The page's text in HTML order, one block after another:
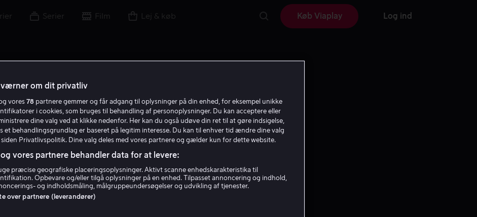
Serier Film Lej & køb Køb Viaplay Log ind
Jean Yoon
værner om dit privatliv
vores 78 partnere gemmer og får adgang til oplysninger på din enhed, for eksempel unikke
i cookies, som bruges til behandling af personoplysninger. Du kan acceptere eller
dine valg ved at klikke nedenfor. Her kan du også udøve din ret til at gøre indsigelse,
et behandlingsgrundlag er baseret på legitim interesse. Du kan til enhver tid ændre dine valg
siden Privatlivspolitik. Dine valg deles med vores partnere og gælder kun for dette website.
vores partnere behandler data for at levere:
præcise geografiske placeringsoplysninger. Aktivt scanne enhedskarakteristika til
Opbevare og/eller tilgå oplysninger på en enhed. Tilpasset annoncering og indhold,
og indholdsmåling, målgruppeundersøgelser og udvikling af tjenester.
over partnere (leverandører)